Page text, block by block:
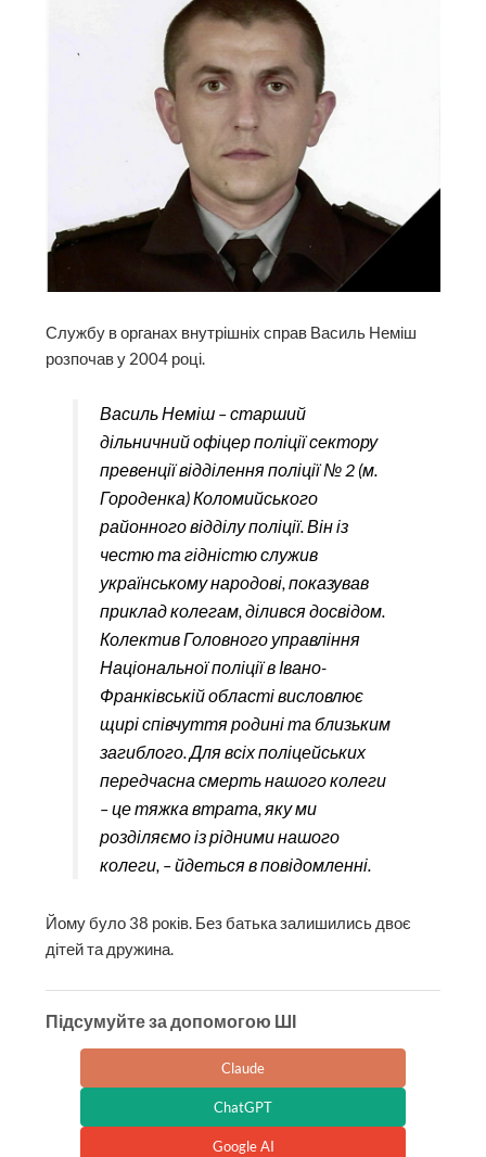
Службу в органах внутрішніх справ Василь Неміш
розпочав у 2004 році.
Василь Неміш – старший
дільничний офіцер поліції сектору
превенції відділення поліції № 2 (м.
Городенка) Коломийського
районного відділу поліції. Він із
честю та гідністю служив
українському народові, показував
приклад колегам, ділився досвідом.
Колектив Головного управління
Національної поліції в Івано-
Франківській області висловлює
щирі співчуття родині та близьким
загиблого. Для всіх поліцейських
передчасна смерть нашого колеги
– це тяжка втрата, яку ми
розділяємо із рідними нашого
колеги, – йдеться в повідомленні.
Йому було 38 років. Без батька залишились двоє
дітей та дружина.
Підсумуйте за допомогою ШІ
Claude
ChatGPT
Google AI